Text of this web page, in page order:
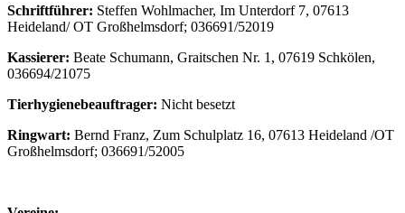
Schriftführer: Steffen Wohlmacher, Im Unterdorf 7, 07613
Heideland/ OT Großhelmsdorf; 036691/52019
Kassierer: Beate Schumann, Graitschen Nr. 1, 07619 Schkölen,
036694/21075
Tierhygienebeauftrager: Nicht besetzt
Ringwart: Bernd Franz, Zum Schulplatz 16, 07613 Heideland /OT
Großhelmsdorf; 036691/52005